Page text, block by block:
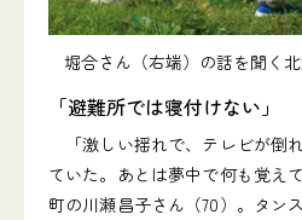
堀合さん（右端）の話を聞く
「避難所では寝付けない」
「激しい揺れで、テレビが倒
ていた。あとは夢中で何も覚え
町の川瀬昌子さん（70）。タン